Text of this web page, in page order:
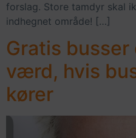
forslag. Store tamdyr skal
indhegnet område! […]
Gratis
værd, hvis
kører